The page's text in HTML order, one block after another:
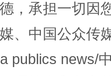
，承担一切因
、中国公众传
publics news/